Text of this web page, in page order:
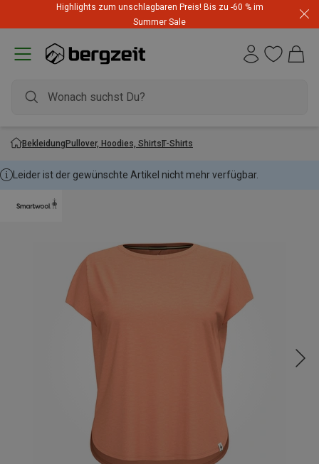
Highlights zum unschlagbaren Preis! Bis zu -60 % im
Summer Sale
BekleidungPullover, Hoodies, ShirtsT-Shirts
Leider ist der gewünschte Artikel nicht mehr verfügbar.